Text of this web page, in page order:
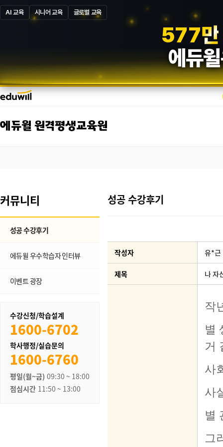
AI 교육 시니어 교육 글로벌 교육
587만
에듀윌
에듀윌 원격평생교육원
커뮤니티
성공 수강후기
에듀윌 우수학습자 인터뷰
이벤트 광장
수강신청/학습설계
1600-6702
학사행정/실습문의
1600-6760
평일(월~금) 09:30 ~ 18:00
점심시간 11:50 ~ 13:00
성공 수강후기
작성자 유*근
제목 나 자